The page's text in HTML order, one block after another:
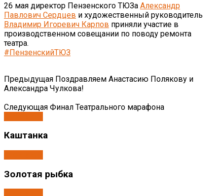
26 мая директор Пензенского ТЮЗа Александр
Павлович Сердцев и художественный руководитель
Владимир Игоревич Карпов приняли участие в
производственном совещании по поводу ремонта
театра.
#ПензенскийТЮЗ
Предыдущая Поздравляем Анастасию Полякову и
Александра Чулкова!
Следующая Финал Театрального марафона
Каштанка
Золотая рыбка